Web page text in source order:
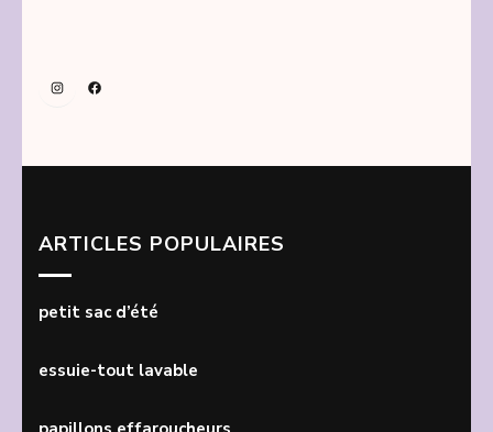
InstagramFacebook
ARTICLES POPULAIRES
petit sac d’été
essuie-tout lavable